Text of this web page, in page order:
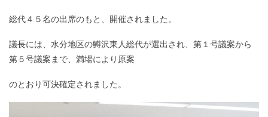
総代４５名の出席のもと、開催されました。
議長には、水分地区の鱒沢東人総代が選出され、第１号議案から
第５号議案まで、満場により原案
のとおり可決確定されました。